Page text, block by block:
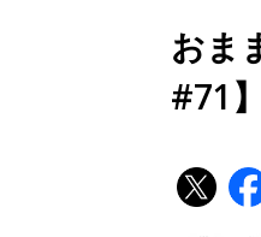
おま
#71】